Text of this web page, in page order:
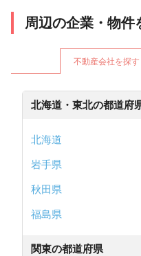
周辺の企業・物件
不動産会社を探す
北海道・東北の都道府
北海道
岩手県
秋田県
福島県
関東の都道府県